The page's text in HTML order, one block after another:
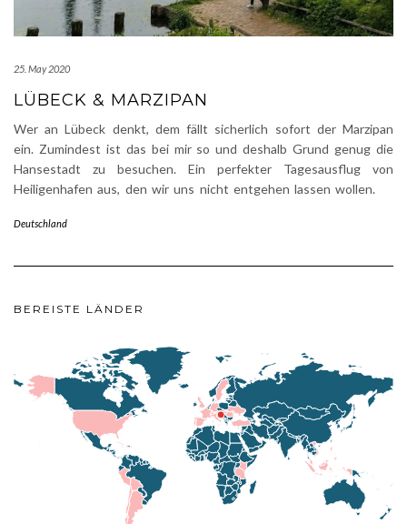
25. May 2020
LÜBECK & MARZIPAN
Wer an Lübeck denkt, dem fällt sicherlich sofort der Marzipan
ein. Zumindest ist das bei mir so und deshalb Grund genug die
Hansestadt zu besuchen. Ein perfekter Tagesausflug von
Heiligenhafen aus, den wir uns nicht entgehen lassen wollen.
Deutschland
BEREISTE LÄNDER